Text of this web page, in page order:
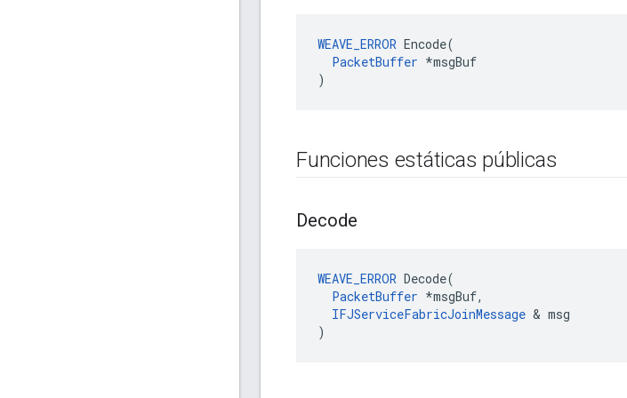
WEAVE_ERROR Encode(
PacketBuffer *msgBuf
)
Funciones estáticas públicas
Decode
WEAVE_ERROR Decode(
PacketBuffer *msgBuf,
IFJServiceFabricJoinMessage & msg
)